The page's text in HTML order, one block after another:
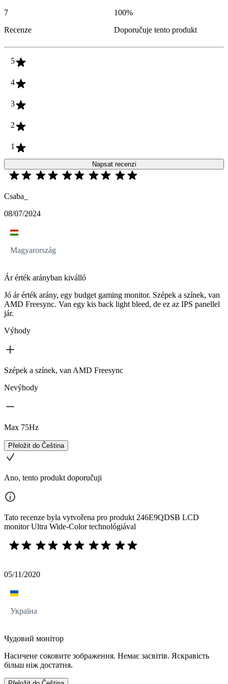
7
Recenze
100%
Doporučuje tento produkt
5
4
3
2
1
Napsat recenzi
Csaba_
08/07/2024
Magyarország
Ár érték arányban kiválló
Jó ár érték arány, egy budget gaming monitor. Szépek a színek, van
AMD Freesync. Van egy kis back light bleed, de ez az IPS panellel
jár.
Výhody
Szépek a színek, van AMD Freesync
Nevýhody
Max 75Hz
Přeložit do Čeština
Ano, tento produkt doporučuji
Tato recenze byla vytvořena pro produkt 246E9QDSB LCD
monitor Ultra Wide-Color technológiával
05/11/2020
Україна
Чудовий монітор
Насичене соковите зображення. Немає засвітів. Яскравість
більш ніж достатня.